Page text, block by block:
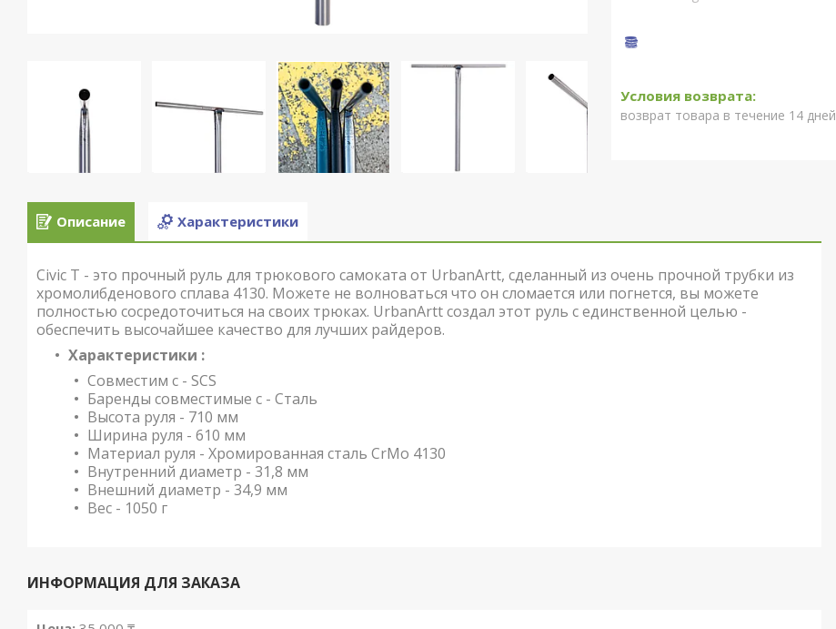
возврат товара в течение 14 дней
Описание Характеристики
Civic T - это прочный руль для трюкового самоката от UrbanArtt, сделанный из очень прочной трубки из
хромолибденового сплава 4130. Можете не волноваться что он сломается или погнется, вы можете
полностью сосредоточиться на своих трюках. UrbanArtt создал этот руль с единственной целью -
обеспечить высочайшее качество для лучших райдеров.
Характеристики :
Совместим с - SCS
Баренды совместимые с - Сталь
Высота руля - 710 мм
Ширина руля - 610 мм
Материал руля - Хромированная сталь CrMo 4130
Внутренний диаметр - 31,8 мм
Внешний диаметр - 34,9 мм
Вес - 1050 г
ИНФОРМАЦИЯ ДЛЯ ЗАКАЗА